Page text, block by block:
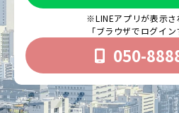
※LINEアプリが表示さ
「ブラウザでログイ
050-